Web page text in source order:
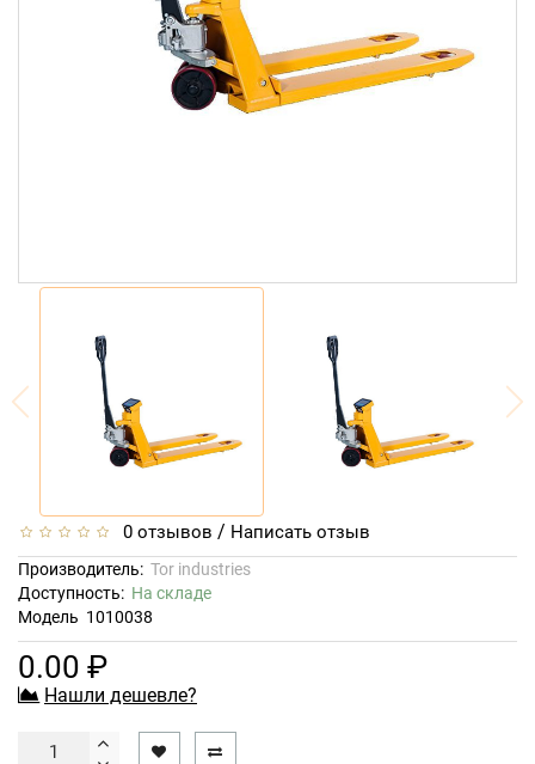
0 отзывов / Написать отзыв
Производитель: Tor industries
Доступность: На складе
Модель 1010038
0.00 ₽
Нашли дешевле?